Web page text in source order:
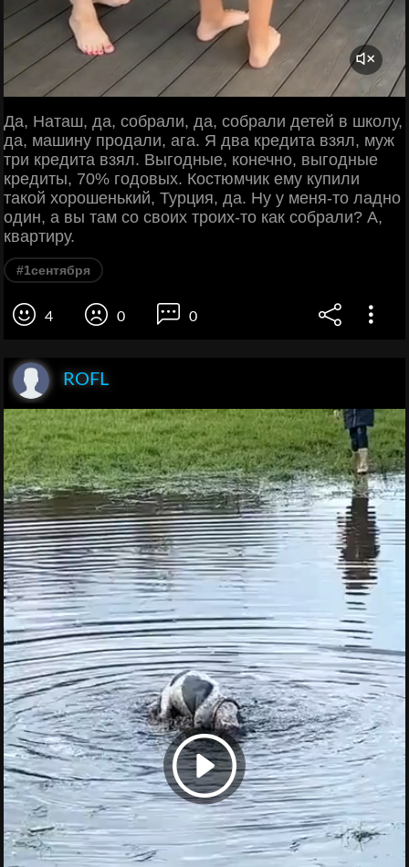
Да, Наташ, да, собрали, да, собрали детей в школу,
да, машину продали, ага. Я два кредита взял, муж
три кредита взял. Выгодные, конечно, выгодные
кредиты, 70% годовых. Костюмчик ему купили
такой хорошенький, Турция, да. Ну у меня-то ладно
один, а вы там со своих троих-то как собрали? А,
квартиру.
#1сентября
4 0 0
ROFL